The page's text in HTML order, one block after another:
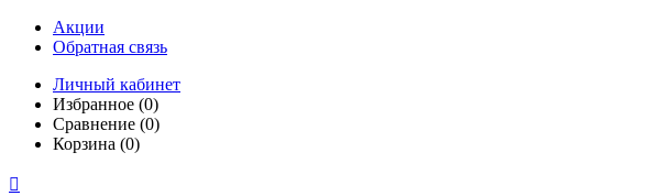
Акции
Обратная связь
Личный кабинет
Избранное (0)
Сравнение (0)
Корзина (0)
